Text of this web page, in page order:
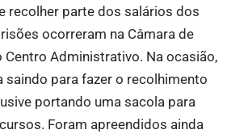
recolher parte dos salários dos
ocorreram na Câmara de
Centro Administrativo. Na ocasião,
saindo para fazer o recolhimento
portando uma sacola para
Foram apreendidos ainda